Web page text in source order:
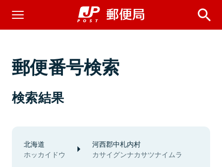
郵便番号検索
検索結果
北海道
ホッカイドウ
河西郡中札内村
カサイグンナカサツナイムラ